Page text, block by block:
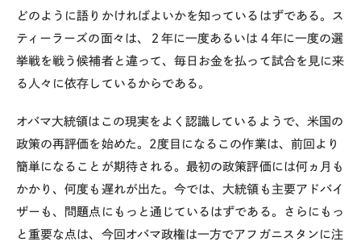
どのように語りかければよいかを知っているはずである。ス
ティーラーズの面々は、２年に一度あるいは４年に一度の選
挙戦を戦う候補者と違って、毎日お金を払って試合を見に来
る人々に依存しているからである。
オバマ大統領はこの現実をよく認識しているようで、米国の
政策の再評価を始めた。2度目になるこの作業は、前回より
簡単になることが期待される。最初の政策評価には何ヵ月も
かかり、何度も遅れが出た。今では、大統領も主要アドバイ
ザーも、問題点にもっと通じているはずである。さらにもっ
と重要な点は、今回オバマ政権は一方でアフガニスタンに注